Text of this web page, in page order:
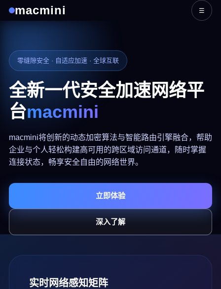
macmini ☰
零缝隙安全 · 自适应加速 · 全球互联
全新一代安全加速网络平
台macmini
macmini将创新的动态加密算法与智能路由引擎融合，帮助
企业与个人轻松构建高可用的跨区域访问通道，随时掌握
连接状态，畅享安全自由的网络世界。
立即体验
深入了解
实时网络感知矩阵